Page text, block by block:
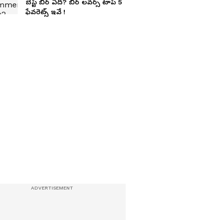
బెస్ట్ బీర్ ఏది? బీర్ లవర్స్ టాప్ 5
ఫేవరెట్స్ ఇవే !